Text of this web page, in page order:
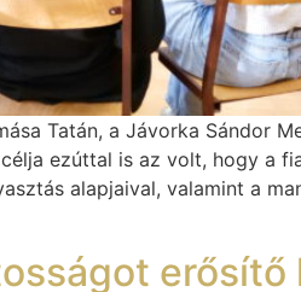
Tatán, a Jávorka Sándor
ezúttal is az volt, hogy a
alapjaival, valamint a
erősítő